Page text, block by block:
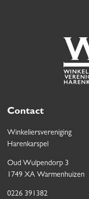
Contact
Winkeliersvereniging
Harenkarspel
Oud Wulpendorp 3
1749 XA Warmenhuizen
0226 391382